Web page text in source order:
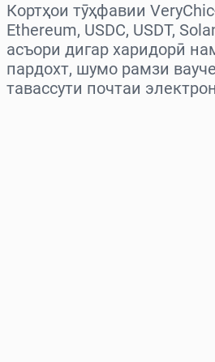
Кортҳои тӯҳфавии
Ethereum, USDC, USDT,
асъори дигар харидорӣ
пардохт, шумо рамзи
тавассути почтаи